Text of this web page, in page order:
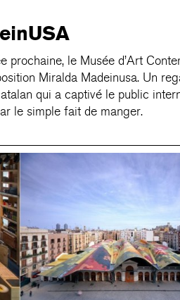
prochaine, le Musée d’Art
Miralda Madeinusa. Un
qui a captivé le public
le simple fait de manger.